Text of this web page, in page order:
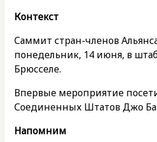
Контекст
Саммит стран-членов
понедельник, 14 июня, в
Брюсселе.
Впервые мероприятие
Соединенных Штатов Джо
Напомним